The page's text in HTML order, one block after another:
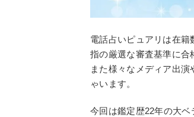
電話占いピュアリは在
指の厳選な審査基準に合
また様々なメディア出
ゃいます。
今回は鑑定歴22年の大